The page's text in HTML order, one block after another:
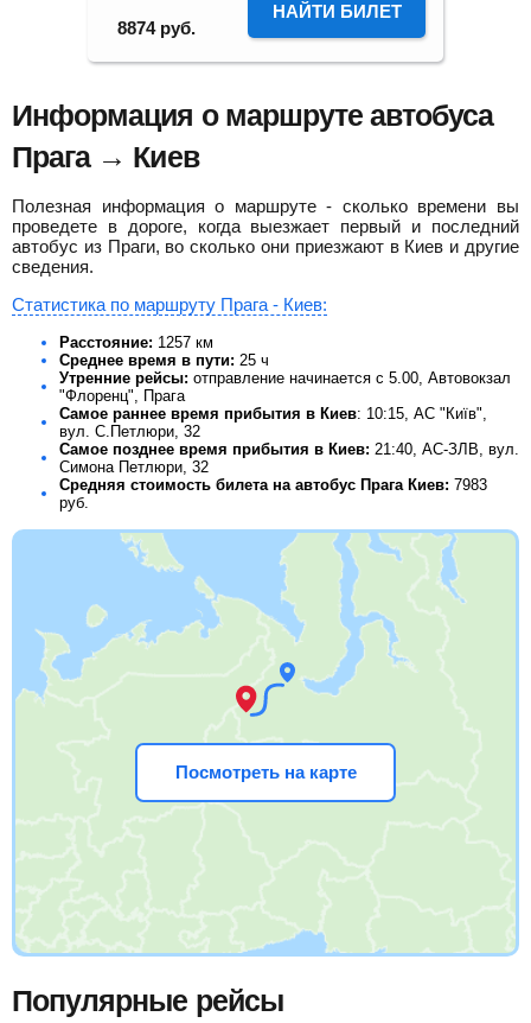
8874 руб.
НАЙТИ БИЛЕТ
Информация о маршруте автобуса
Прага → Киев
Полезная информация о маршруте - сколько времени вы
проведете в дороге, когда выезжает первый и последний
автобус из Праги, во сколько они приезжают в Киев и другие
сведения.
Статистика по маршруту Прага - Киев:
Расстояние: 1257 км
Среднее время в пути: 25 ч
Утренние рейсы: отправление начинается с 5.00, Автовокзал
"Флоренц", Прага
Самое раннее время прибытия в Киев: 10:15, АС "Київ",
вул. С.Петлюри, 32
Самое позднее время прибытия в Киев: 21:40, АС-ЗЛВ, вул.
Симона Петлюри, 32
Средняя стоимость билета на автобус Прага Киев: 7983
руб.
Посмотреть на карте
Популярные рейсы